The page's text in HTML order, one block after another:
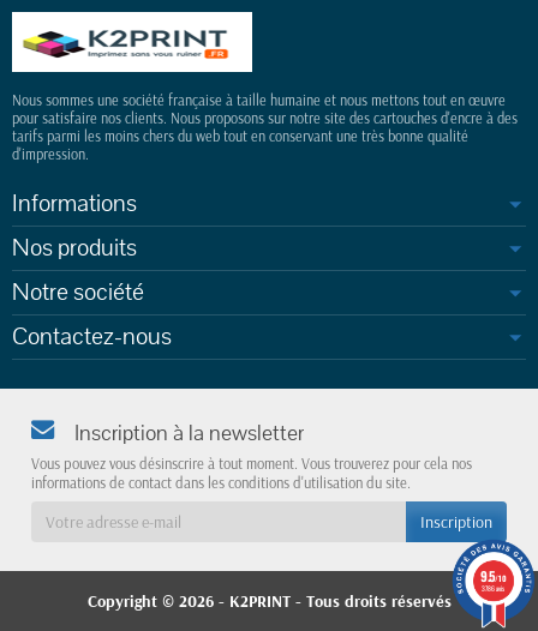
Nous sommes une société française à taille humaine et nous mettons tout en œuvre
pour satisfaire nos clients. Nous proposons sur notre site des cartouches d'encre à des
tarifs parmi les moins chers du web tout en conservant une très bonne qualité
d'impression.
Informations
Nos produits
Notre société
Contactez-nous
Inscription à la newsletter
Vous pouvez vous désinscrire à tout moment. Vous trouverez pour cela nos
informations de contact dans les conditions d'utilisation du site.
Copyright © 2026 - K2PRINT - Tous droits réservés
9.5/10
3786 avis